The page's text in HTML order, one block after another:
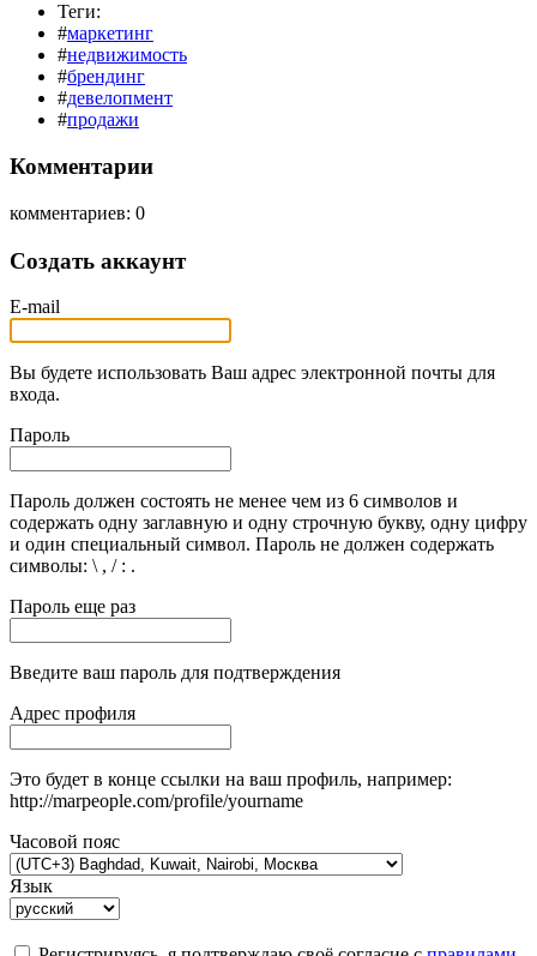
Теги:
#маркетинг
#недвижимость
#брендинг
#девелопмент
#продажи
Комментарии
комментариев: 0
Создать аккаунт
E-mail
Вы будете использовать Ваш адрес электронной почты для
входа.
Пароль
Пароль должен состоять не менее чем из 6 символов и
содержать одну заглавную и одну строчную букву, одну цифру
и один специальный символ. Пароль не должен содержать
символы: \ , / : .
Пароль еще раз
Введите ваш пароль для подтверждения
Адрес профиля
Это будет в конце ссылки на ваш профиль, например:
http://marpeople.com/profile/yourname
Часовой пояс
Язык